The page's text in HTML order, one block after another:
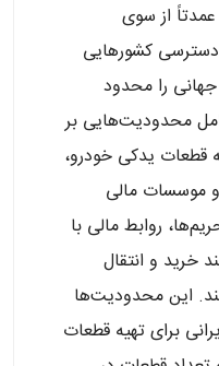
از سوی
کشورهایی
جهانی را محدود
محدودیت‌هایی بر
قطعات یدکی خودرو،
موسسات مالی
روابط مالی با
خرید و انتقال
این محدودیت‌ها
برای تهیه قطعات